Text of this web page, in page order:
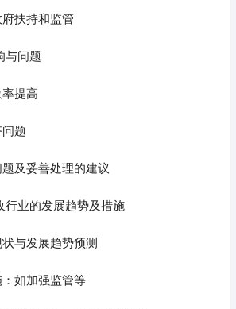
扶持和监管
与问题
提高
题
及妥善处理的建议
行业的发展趋势及措施
与发展趋势预测
如加强监管等